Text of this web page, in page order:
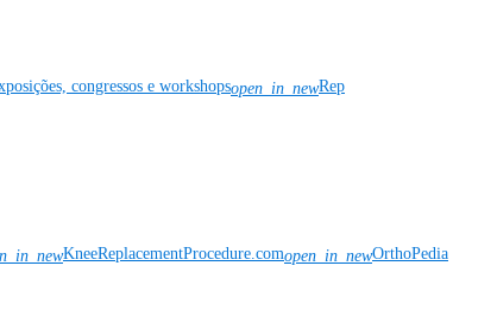
congressos e workshopsopen_in_newRep
KneeReplacementProcedure.comopen_in_newOrthoPedia